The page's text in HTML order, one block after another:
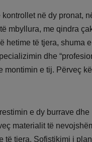
në dy pronat,
mbyllura, me qindra
hetime të tjera, shuma
dhe
montimin e tij. Përveç
e dy burrave
materialit të
të tjera. Sofistikimi i